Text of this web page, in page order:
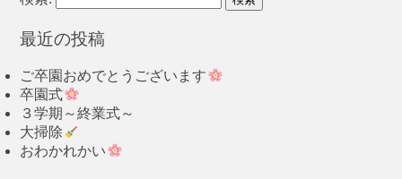
最近の投稿
ご卒園おめでとうございます
卒園式
３学期～終業式～
大掃除
おわかれかい